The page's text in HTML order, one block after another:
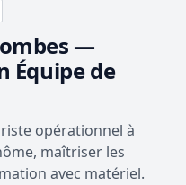
—
Équipe de
opérationnel à
maîtriser les
avec matériel.